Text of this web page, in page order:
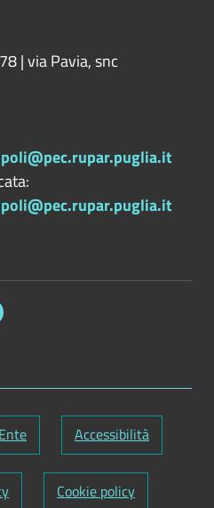
| via Pavia, snc
Accessibilità
Cookie policy